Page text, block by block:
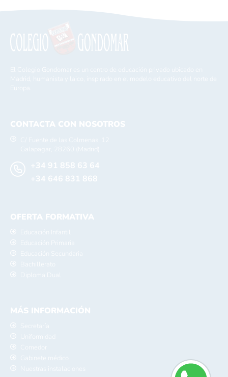
El Colegio Gondomar es un centro de educación privado ubicado en
Madrid, humanista y laico, inspirado en el modelo educativo del norte de
Europa.
CONTACTA CON NOSOTROS
C/ Fuente de las Colmenas, 12
Galapagar, 28260 (Madrid)
+34 91 858 63 64
+34 646 831 868
OFERTA FORMATIVA
Educación Infantil
Educación Primaria
Educación Secundaria
Bachillerato
Diploma Dual
MÁS INFORMACIÓN
Secretaría
Uniformidad
Comedor
Gabinete médico
Nuestras instalaciones